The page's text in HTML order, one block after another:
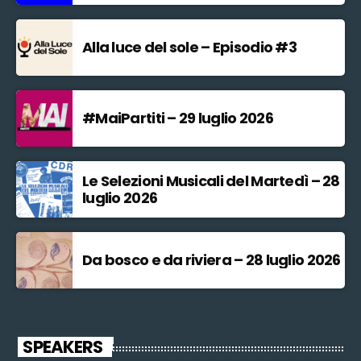
Alla luce del sole – Episodio #3
#MaiPartiti – 29 luglio 2026
Le Selezioni Musicali del Martedì – 28
luglio 2026
Da bosco e da riviera – 28 luglio 2026
SPEAKERS